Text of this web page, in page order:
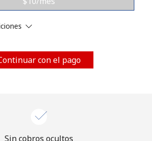
¿Olvidaste tu contraseña? →
o
con el pago
Sin cobros ocultos